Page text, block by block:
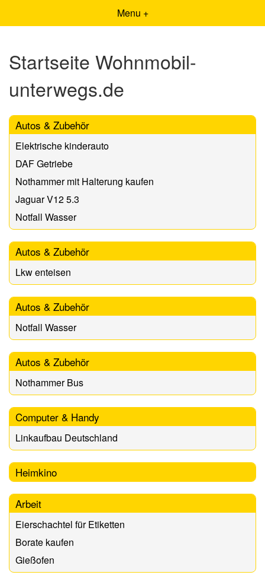
Menu +
Startseite Wohnmobil-
unterwegs.de
Autos & Zubehör
Elektrische kinderauto
DAF Getriebe
Nothammer mit Halterung kaufen
Jaguar V12 5.3
Notfall Wasser
Autos & Zubehör
Lkw enteisen
Autos & Zubehör
Notfall Wasser
Autos & Zubehör
Nothammer Bus
Computer & Handy
Linkaufbau Deutschland
Heimkino
Arbeit
Eierschachtel für Etiketten
Borate kaufen
Gießofen